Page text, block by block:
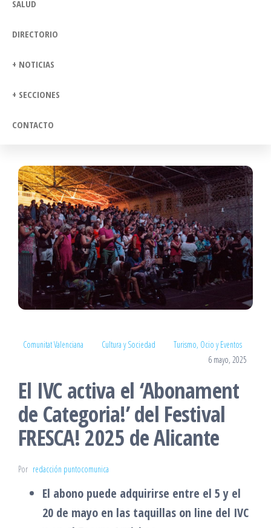
SALUD
DIRECTORIO
+ NOTICIAS
+ SECCIONES
CONTACTO
Comunitat Valenciana Cultura y Sociedad
Turismo, Ocio y Eventos
6 mayo, 2025
El IVC activa el ‘Abonament
de Categoria!’ del Festival
FRESCA! 2025 de Alicante
Por redacción puntocomunica
El abono puede adquirirse entre el 5 y el
20 de mayo en las taquillas on line del IVC